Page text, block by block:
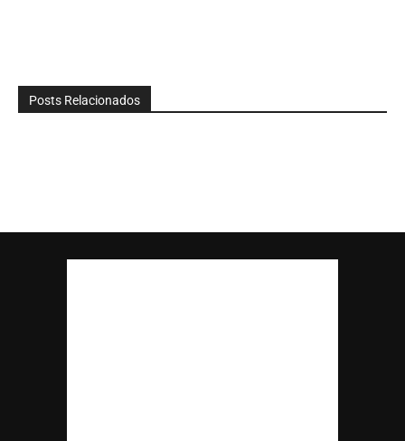
Posts Relacionados